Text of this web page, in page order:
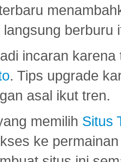
berburu
incaran
. Tips upgrade
asal ikut tren.
memilih Situs
ke